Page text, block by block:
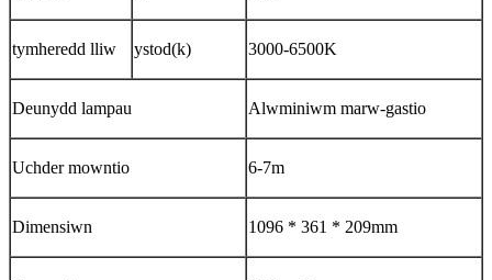
tymheredd lliw ystod(k) 3000-6500K
Deunydd lampau Alwminiwm marw-gastio
Uchder mowntio 6-7m
Dimensiwn 1096 * 361 * 209mm